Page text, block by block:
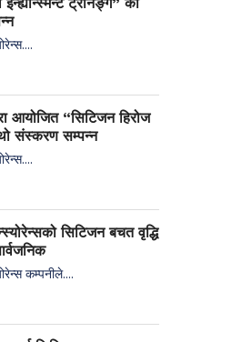
आयोजित “सिटिजन हिरोज
संस्करण सम्पन्न
सिटिजन बचत वृद्धि
कम्पनीले....